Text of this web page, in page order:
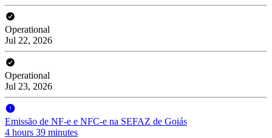
Operational
Jul 22, 2026
Operational
Jul 23, 2026
Emissão de NF-e e NFC-e na SEFAZ de Goiás
4 hours 39 minutes